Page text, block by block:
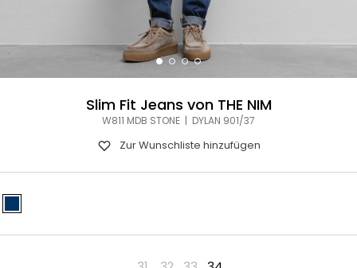
Slim Fit Jeans von THE NIM
W811 MDB STONE | DYLAN 901/37
Zur Wunschliste hinzufügen